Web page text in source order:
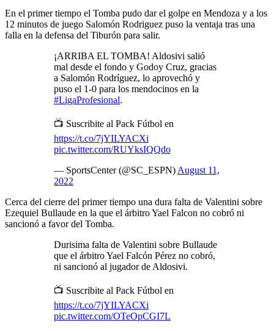
En el primer tiempo el Tomba pudo dar el golpe en Mendoza y a los
12 minutos de juego Salomón Rodriguez puso la ventaja tras una
falla en la defensa del Tiburón para salir.
¡ARRIBA EL TOMBA! Aldosivi salió
mal desde el fondo y Godoy Cruz, gracias
a Salomón Rodríguez, lo aprovechó y
puso el 1-0 para los mendocinos en la
#LigaProfesional.
📺 Suscribite al Pack Fútbol en
https://t.co/7jYILYACXi
pic.twitter.com/RUYksIQQdo
— SportsCenter (@SC_ESPN) August 11,
2022
Cerca del cierre del primer tiempo una dura falta de Valentini sobre
Ezequiel Bullaude en la que el árbitro Yael Falcon no cobró ni
sancionó a favor del Tomba.
Durisima falta de Valentini sobre Bullaude
que el árbitro Yael Falcón Pérez no cobró,
ni sancionó al jugador de Aldosivi.
📺 Suscribite al Pack Fútbol en
https://t.co/7jYILYACXi
pic.twitter.com/OTeOpCGI7L